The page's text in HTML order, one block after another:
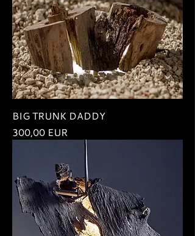
BIG TRUNK DADDY
Ár
300,00 EUR